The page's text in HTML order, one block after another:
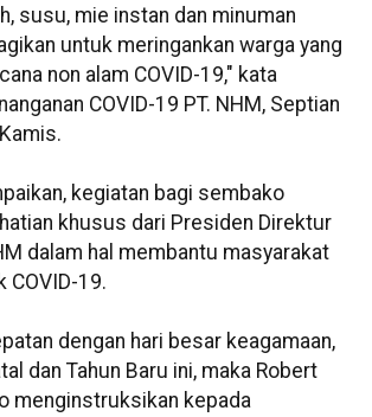
susu, mie instan dan minuman
untuk meringankan warga yang
non alam COVID-19," kata
COVID-19 PT. NHM, Septian
kegiatan bagi sembako
khusus dari Presiden Direktur
dalam hal membantu masyarakat
COVID-19.
dengan hari besar keagamaan,
dan Tahun Baru ini, maka Robert
menginstruksikan kepada